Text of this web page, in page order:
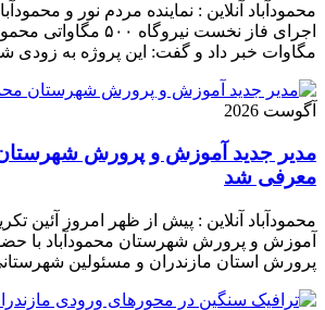
محمودآباد آنلاین : نماینده مردم نور و
مگاوات خبر داد و گفت: این پروژه به
آگوست 2026
مدیر جدید آموزش و پرورش شهرستان
معرفی شد
محمودآباد آنلاین : پیش از ظهر امروز آئین
آموزش و پرورش شهرستان محمودآباد با
پرورش استان مازندران و مسئولین